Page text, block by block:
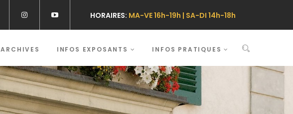
HORAIRES: MA-VE 16h-19h | SA-DI 14h-18h
ARCHIVES INFOS EXPOSANTS INFOS PRATIQUES